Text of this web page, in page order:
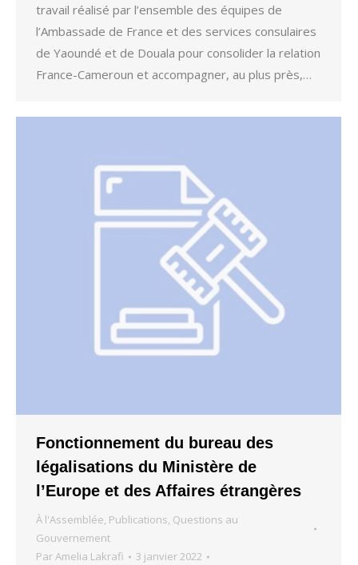
travail réalisé par l’ensemble des équipes de
l’Ambassade de France et des services consulaires
de Yaoundé et de Douala pour consolider la relation
France-Cameroun et accompagner, au plus près,…
Fonctionnement du bureau des
légalisations du Ministère de
l’Europe et des Affaires étrangères
À l'Assemblée, Publications, Questions au
Gouvernement
ParAmelia Lakrafi
3 janvier 2022